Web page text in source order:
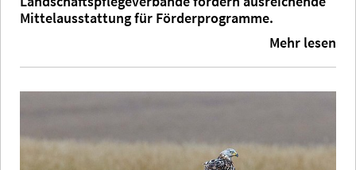
Mittelausstattung für Förderprogramme.
Mehr lesen